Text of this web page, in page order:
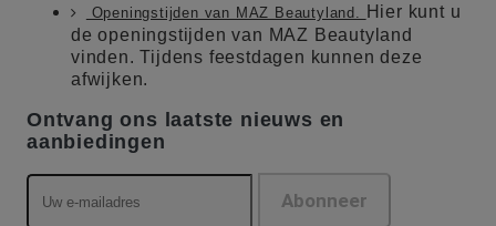
Openingstijden van MAZ Beautyland.
Hier kunt u
de openingstijden van MAZ Beautyland
vinden. Tijdens feestdagen kunnen deze
afwijken.
Ontvang ons laatste nieuws en
aanbiedingen